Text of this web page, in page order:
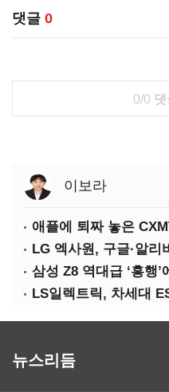
댓글 0
0/0 댓
이보라
애플에 퇴짜 놓은
LS일렉트릭, 차세대
뉴스리듬